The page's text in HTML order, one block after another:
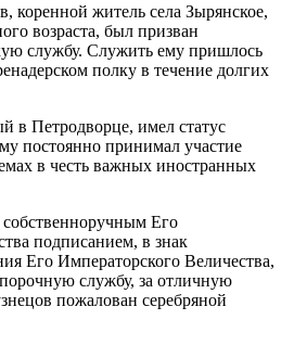
коренной житель села Зырянское,
возраста, был призван
службу. Служить ему пришлось
полку в течение долгих
в Петродворце, имел статус
постоянно принимал участие
в честь важных иностранных
Его
подписанием, в знак
Его Императорского Величества,
службу, за отличную
пожалован серебряной